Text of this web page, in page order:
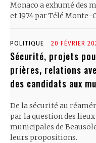
Monaco a exhumé des
et 1974 par Télé Monte-
POLITIQUE 20 FÉVRIER
Sécurité, projets
prières, relations
des candidats aux
De la sécurité au
par la question des
municipales de
leurs propositions.